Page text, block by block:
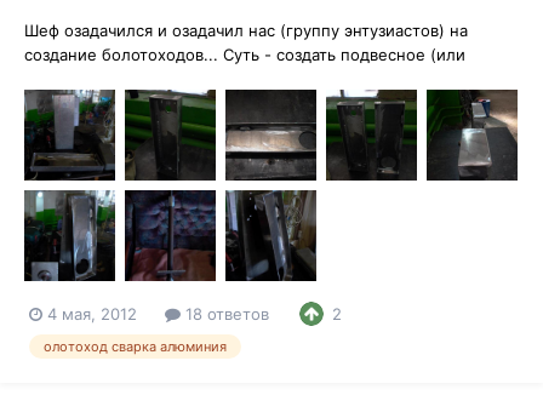
Шеф озадачился и озадачил нас (группу энтузиастов) на
создание болотоходов... Суть - создать подвесное (или
Обусловлено это тем, что у шефа есть своя база отдыха на
раскатах Каспийского моря, а последние несколько лет
наблюдается снижение уро...
4 мая, 2012 18 ответов 2
олотоход сварка алюминия